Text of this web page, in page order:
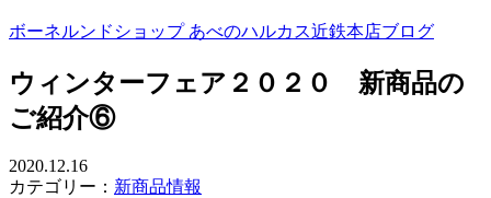
ボーネルンドショップ あべのハルカス近鉄本店ブログ
ウィンターフェア２０２０ 新商品の
ご紹介⑥
2020.12.16
カテゴリー： 新商品情報